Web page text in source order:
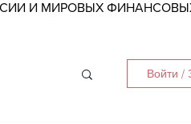
И МИРОВЫХ
Войти /